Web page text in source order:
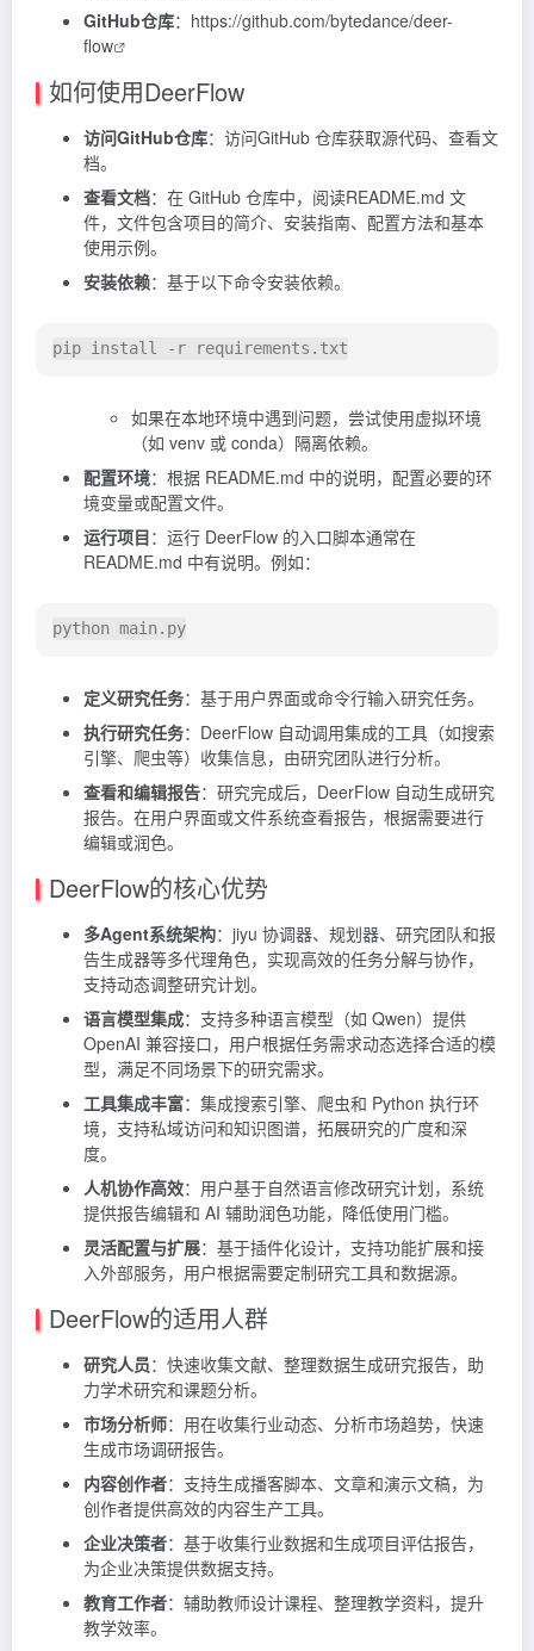
GitHub仓库： https://github.com/bytedance/deer-
flow
如何使用DeerFlow
访问GitHub仓库：访问GitHub 仓库获取源代码、查看文
档。
查看文档：在 GitHub 仓库中，阅读README.md 文
件，文件包含项目的简介、安装指南、配置方法和基本
使用示例。
安装依赖：基于以下命令安装依赖。
pip install -r requirements.txt
如果在本地环境中遇到问题，尝试使用虚拟环境
（如 venv 或 conda）隔离依赖。
配置环境：根据 README.md 中的说明，配置必要的环
境变量或配置文件。
运行项目：运行 DeerFlow 的入口脚本通常在
README.md 中有说明。例如：
python main.py
定义研究任务：基于用户界面或命令行输入研究任务。
执行研究任务：DeerFlow 自动调用集成的工具（如搜索
引擎、爬虫等）收集信息，由研究团队进行分析。
查看和编辑报告：研究完成后，DeerFlow 自动生成研究
报告。在用户界面或文件系统查看报告，根据需要进行
编辑或润色。
DeerFlow的核心优势
多Agent系统架构：jiyu 协调器、规划器、研究团队和报
告生成器等多代理角色，实现高效的任务分解与协作，
支持动态调整研究计划。
语言模型集成：支持多种语言模型（如 Qwen）提供
OpenAI 兼容接口，用户根据任务需求动态选择合适的模
型，满足不同场景下的研究需求。
工具集成丰富：集成搜索引擎、爬虫和 Python 执行环
境，支持私域访问和知识图谱，拓展研究的广度和深
度。
人机协作高效：用户基于自然语言修改研究计划，系统
提供报告编辑和 AI 辅助润色功能，降低使用门槛。
灵活配置与扩展：基于插件化设计，支持功能扩展和接
入外部服务，用户根据需要定制研究工具和数据源。
DeerFlow的适用人群
研究人员：快速收集文献、整理数据生成研究报告，助
力学术研究和课题分析。
市场分析师：用在收集行业动态、分析市场趋势，快速
生成市场调研报告。
内容创作者：支持生成播客脚本、文章和演示文稿，为
创作者提供高效的内容生产工具。
企业决策者：基于收集行业数据和生成项目评估报告，
为企业决策提供数据支持。
教育工作者：辅助教师设计课程、整理教学资料，提升
教学效率。